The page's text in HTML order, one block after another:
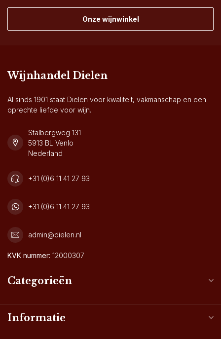
Onze wijnwinkel
Wijnhandel Dielen
Al sinds 1901 staat Dielen voor kwaliteit, vakmanschap en een
oprechte liefde voor wijn.
Stalbergweg 131
5913 BL Venlo
Nederland
+31 (0)6 11 41 27 93
+31 (0)6 11 41 27 93
admin@dielen.nl
KVK nummer: 12000307
Categorieën
Informatie